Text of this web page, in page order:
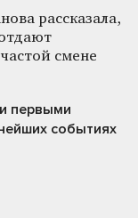
рассказала,
смене
и первыми
событиях